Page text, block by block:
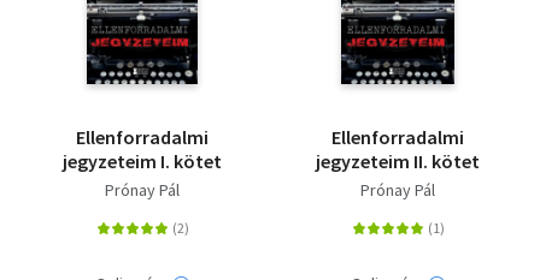
Történelem
Ellenforradalmi
jegyzeteim I. kötet
Prónay Pál
Ellenforradalmi
jegyzeteim II. kötet
Prónay Pál